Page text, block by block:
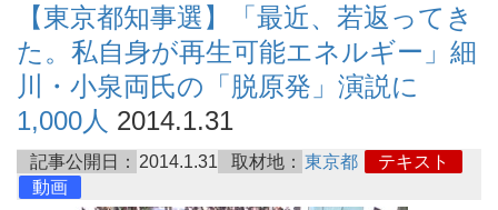
【東京都知事選】「最近、若返ってき
た。私自身が再生可能エネルギー」細
川・小泉両氏の「脱原発」演説に
1,000人 2014.1.31
記事公開日： 2014.1.31 取材地： 東京都
テキスト
動画